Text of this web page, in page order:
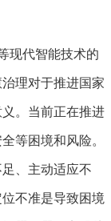
代智能技术的
理对于推进国家
。当前正在推进
等困境和风险。
、主动适应不
不准是导致困境